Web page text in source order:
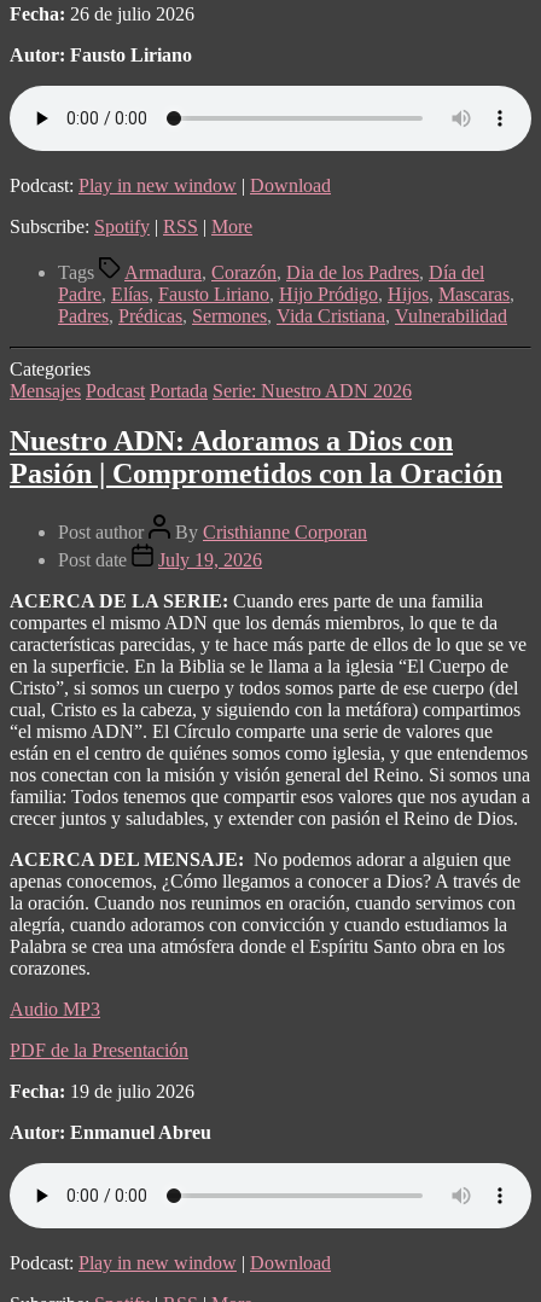
Fecha: 26 de julio 2026
Autor: Fausto Liriano
Podcast: Play in new window | Download
Subscribe: Spotify | RSS | More
Tags Armadura, Corazón, Dia de los Padres, Día del
Padre, Elías, Fausto Liriano, Hijo Pródigo, Hijos, Mascaras,
Padres, Prédicas, Sermones, Vida Cristiana, Vulnerabilidad
Categories
Mensajes Podcast Portada Serie: Nuestro ADN 2026
Nuestro ADN: Adoramos a Dios con
Pasión | Comprometidos con la Oración
Post author By Cristhianne Corporan
Post date
July 19, 2026
ACERCA DE LA SERIE: Cuando eres parte de una familia
compartes el mismo ADN que los demás miembros, lo que te da
características parecidas, y te hace más parte de ellos de lo que se ve
en la superficie. En la Biblia se le llama a la iglesia “El Cuerpo de
Cristo”, si somos un cuerpo y todos somos parte de ese cuerpo (del
cual, Cristo es la cabeza, y siguiendo con la metáfora) compartimos
“el mismo ADN”. El Círculo comparte una serie de valores que
están en el centro de quiénes somos como iglesia, y que entendemos
nos conectan con la misión y visión general del Reino. Si somos una
familia: Todos tenemos que compartir esos valores que nos ayudan a
crecer juntos y saludables, y extender con pasión el Reino de Dios.
ACERCA DEL MENSAJE: No podemos adorar a alguien que
apenas conocemos, ¿Cómo llegamos a conocer a Dios? A través de
la oración. Cuando nos reunimos en oración, cuando servimos con
alegría, cuando adoramos con convicción y cuando estudiamos la
Palabra se crea una atmósfera donde el Espíritu Santo obra en los
corazones.
Audio MP3
PDF de la Presentación
Fecha: 19 de julio 2026
Autor: Enmanuel Abreu
Podcast: Play in new window | Download